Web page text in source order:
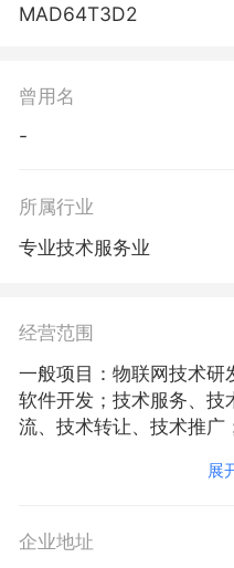
MAD64T3D2
曾用名
-
所属行业
专业技术服务业
经营范围
一般项目：物联网技术研
软件开发；技术服务、技
流、技术转让、技术推广
售；集成电路制造；集
可穿戴智能设备制造；智
展
企业地址